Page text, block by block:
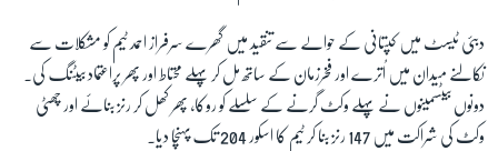
دبئی ٹیسٹ میں کپتانی کے حوالے سے تنقید میں گھرے سرفراز احمد ٹیم کو مشکلات سے
نکالنے میدان میں اُترے اور فخرزمان کے ساتھ مل کر پہلے محتاط اور پھر پراعتماد بیٹنگ کی۔
دونوں بیٹسمینوں نے پہلے وکٹ گرنے کے سلسلے کو روکا، پھر کھل کر رنز بنائے اور چھٹی
وکٹ کی شراکت میں 147 رنز بنا کر ٹیم کا اسکور 204 تک پہنچا دیا۔